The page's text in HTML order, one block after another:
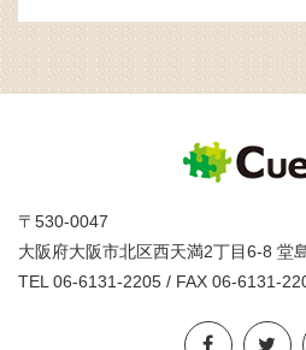
〒530-0047
大阪府大阪市北区西天満2丁目6-8 堂
TEL 06-6131-2205 / FAX 06-6131-